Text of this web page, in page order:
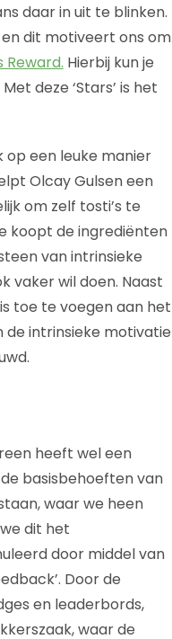
daar in uit te blinken.
dit motiveert ons om
Reward. Hierbij kun je
deze ‘Stars’ is het
op een leuke manier
Olcay Gulsen een
om zelf tosti’s te
koopt de ingrediënten
van intrinsieke
vaker wil doen. Naast
toe te voegen aan het
intrinsieke motivatie
heeft wel een
basisbehoeften van
waar we heen
we dit het
door middel van
Door de
en leaderbords,
waar de